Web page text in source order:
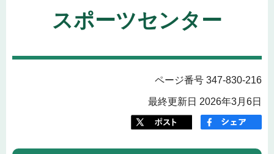
スポーツセンター
ページ番号 347-830-216
最終更新日 2026年3月6日